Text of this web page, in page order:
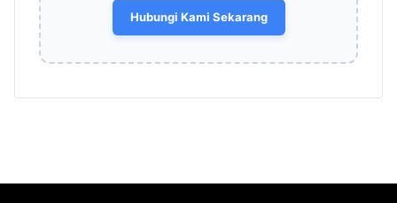
Hubungi Kami Sekarang